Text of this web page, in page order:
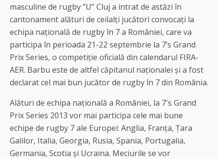
masculine de rugby ”U” Cluj a intrat de astăzi în
cantonament alături de ceilalți jucători convocați la
echipa națională de rugby în 7 a României, care va
participa în perioada 21-22 septembrie la 7’s Grand
Prix Series, o competiție oficială din calendarul FIRA-
AER. Barbu este de altfel căpitanul naționalei și a fost
declarat cel mai bun jucător de rugby în 7 din România.
Alături de echipa națională a României, la 7′s Grand
Prix Series 2013 vor mai participa cele mai bune
echipe de rugby 7 ale Europei: Anglia, Franța, Țara
Galilor, Italia, Georgia, Rusia, Spania, Portugalia,
Germania, Scotia și Ucraina. Meciurile se vor